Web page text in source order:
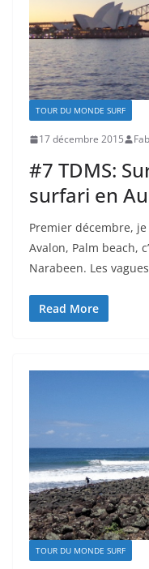
TOUR DU MONDE SURF
17 décembre 2015 Fab
#7 TDMS:
surfari en
Premier décembre,
Avalon, Palm beach,
Narabeen. Les
Read More
TOUR DU MONDE SURF